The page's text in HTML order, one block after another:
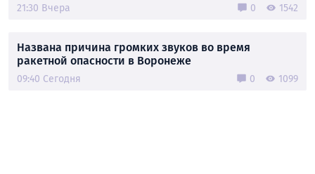
21:30 Вчера 0 1542
Названа причина громких звуков во время
ракетной опасности в Воронеже
09:40 Сегодня 0 1099